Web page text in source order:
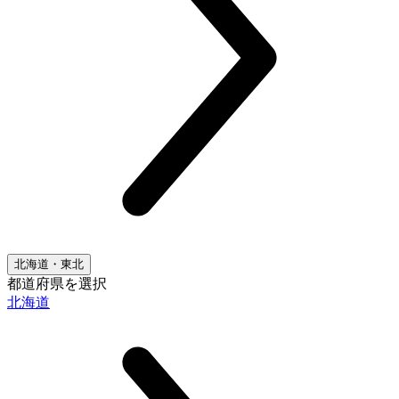
北海道・東北
都道府県を選択
北海道